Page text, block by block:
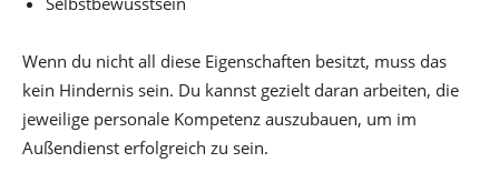
Wenn du nicht all diese Eigenschaften besitzt, muss das
kein Hindernis sein. Du kannst gezielt daran arbeiten, die
jeweilige personale Kompetenz auszubauen, um im
Außendienst erfolgreich zu sein.